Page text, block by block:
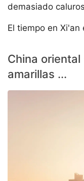
demasiado
El tiempo en Xi'an
China
amarillas ...